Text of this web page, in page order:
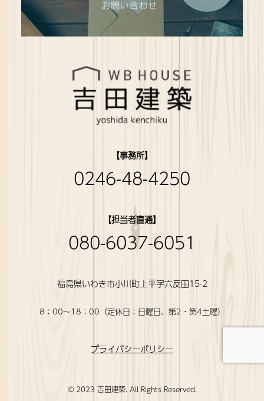
【事務所】
0246-48-4250
【担当者直通】
080-6037-6051
福島県いわき市小川町上平字六反田15-2
8：00〜18：00（定休日：日曜日、第2・第4土曜）
プライバシーポリシー
© 2023 吉田建築. All Rights Reserved.